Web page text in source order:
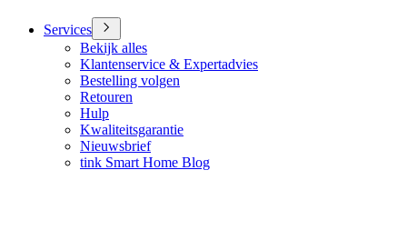
Services
Bekijk alles
Klantenservice & Expertadvies
Bestelling volgen
Retouren
Hulp
Kwaliteitsgarantie
Nieuwsbrief
tink Smart Home Blog